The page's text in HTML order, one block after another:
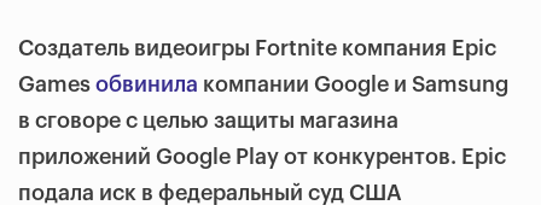
Создатель видеоигры Fortnite компания Epic
Games обвинила компании Google и Samsung
в сговоре с целью защиты магазина
приложений Google Play от конкурентов. Epic
подала иск в федеральный суд США